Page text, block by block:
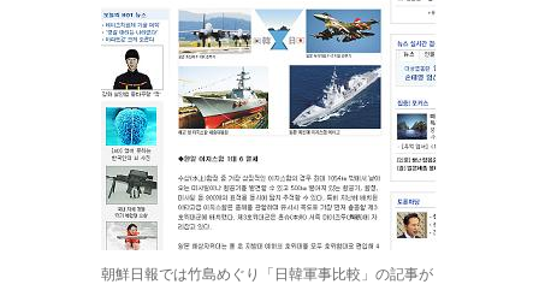
朝鮮日報では竹島めぐり「日韓軍事比較」の記事が